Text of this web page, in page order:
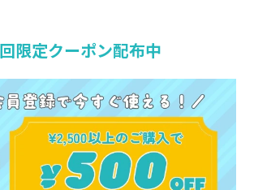
限定クーポン配布中